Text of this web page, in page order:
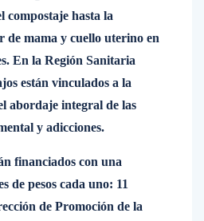
compostaje hasta la
de mama y cuello uterino en
En la Región Sanitaria
están vinculados a la
abordaje integral de las
y adicciones.
financiados con una
de pesos cada uno: 11
de Promoción de la